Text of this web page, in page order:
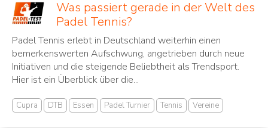
Was passiert gerade in der Welt des
Padel Tennis?
Padel Tennis erlebt in Deutschland weiterhin einen
bemerkenswerten Aufschwung, angetrieben durch neue
Initiativen und die steigende Beliebtheit als Trendsport.
Hier ist ein Überblick über die...
Cupra DTB Essen Padel Turnier Tennis Vereine